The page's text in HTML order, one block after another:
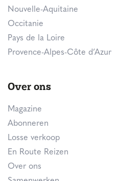
Nouvelle-Aquitaine
Occitanie
Pays de la Loire
Provence-Alpes-Côte d’Azur
Over ons
Magazine
Abonneren
Losse verkoop
En Route Reizen
Over ons